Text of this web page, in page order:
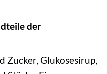
der
Zucker, Glukosesirup,